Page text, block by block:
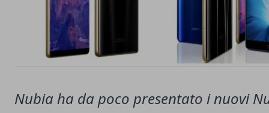
Nubia ha da poco presentato i nuovi